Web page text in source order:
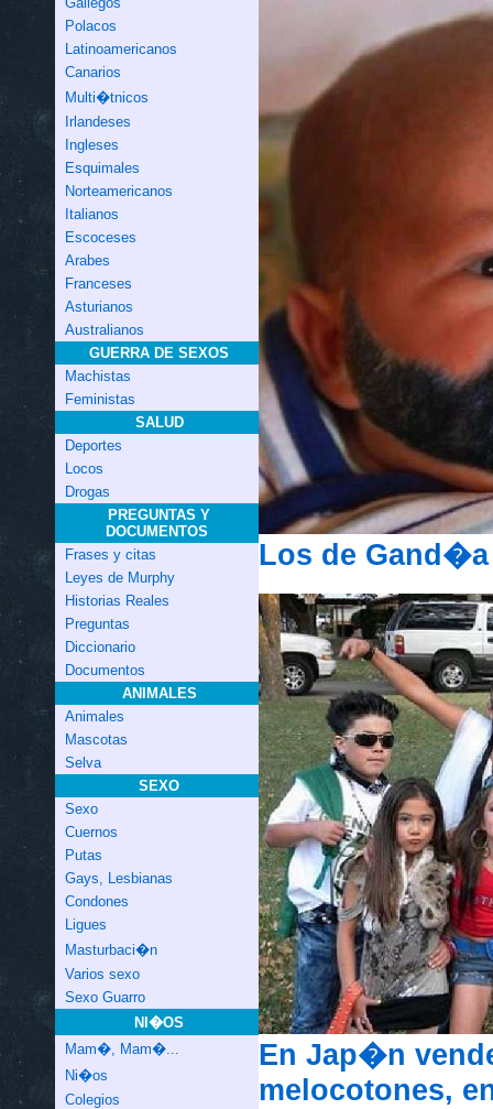
Polacos
Latinoamericanos
Canarios
Multi�tnicos
Irlandeses
Ingleses
Esquimales
Norteamericanos
Italianos
Escoceses
Arabes
Franceses
Asturianos
Australianos
GUERRA DE SEXOS
Machistas
Feministas
SALUD
Deportes
Locos
Drogas
PREGUNTAS Y
DOCUMENTOS
Frases y citas
Leyes de Murphy
Historias Reales
Preguntas
Diccionario
Documentos
ANIMALES
Animales
Mascotas
Selva
SEXO
Sexo
Cuernos
Putas
Gays, Lesbianas
Condones
Ligues
Masturbaci�n
Varios sexo
Sexo Guarro
NI�OS
Mam�, Mam�...
Ni�os
Colegios
Los de
En Jap�n
melocotones,